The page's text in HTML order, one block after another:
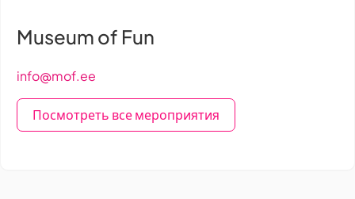
Museum of Fun
info@mof.ee
Посмотреть все мероприятия